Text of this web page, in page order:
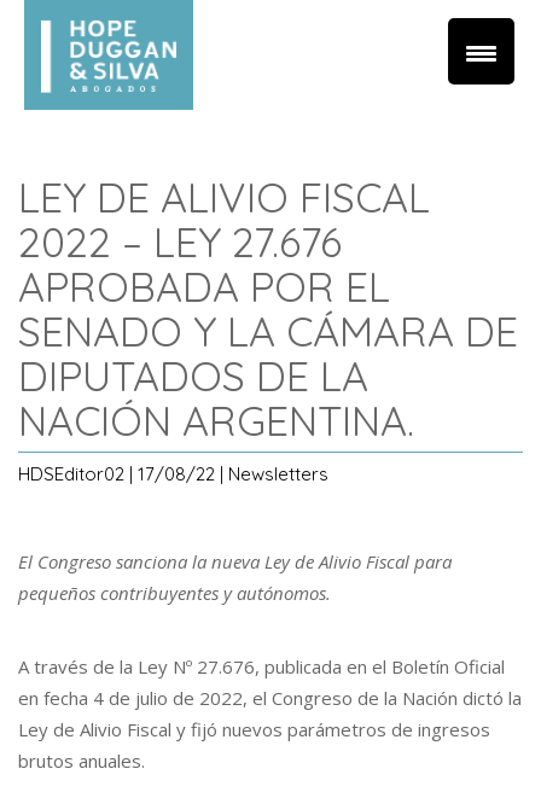
LEY DE ALIVIO FISCAL
2022 – LEY 27.676
APROBADA POR EL
SENADO Y LA CÁMARA DE
DIPUTADOS DE LA
NACIÓN ARGENTINA.
HDSEditor02 | 17/08/22 | Newsletters
El Congreso sanciona la nueva Ley de Alivio Fiscal para
pequeños contribuyentes y autónomos.
A través de la Ley Nº 27.676, publicada en el Boletín Oficial
en fecha 4 de julio de 2022, el Congreso de la Nación dictó la
Ley de Alivio Fiscal y fijó nuevos parámetros de ingresos
brutos anuales.